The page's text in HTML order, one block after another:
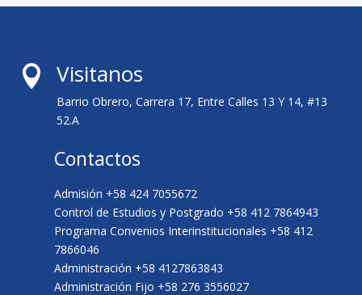
 Visitanos
Barrio Obrero, Carrera 17, Entre Calles 13 Y 14, #13
52.A
Contactos
Admisión +58 424 7055672
Control de Estudios y Postgrado +58 412 7864943
Programa Convenios Interinstitucionales +58 412
7866046
Administración +58 4127863843
Administración Fijo +58 276 3556027